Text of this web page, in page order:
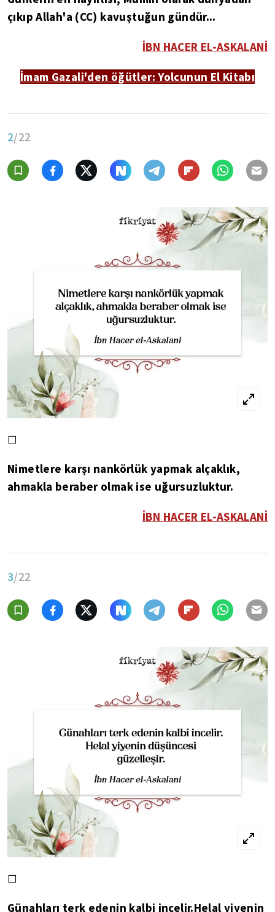
çıkıp Allah'a (CC) kavuştuğun gündür...
İBN HACER EL-ASKALANİ
İmam Gazali'den öğütler: Yolcunun El Kitabı
2/22
◻
Nimetlere karşı nankörlük yapmak alçaklık,
ahmakla beraber olmak ise uğursuzluktur.
İBN HACER EL-ASKALANİ
3/22
◻
Günahları terk edenin kalbi incelir.Helal yiyenin